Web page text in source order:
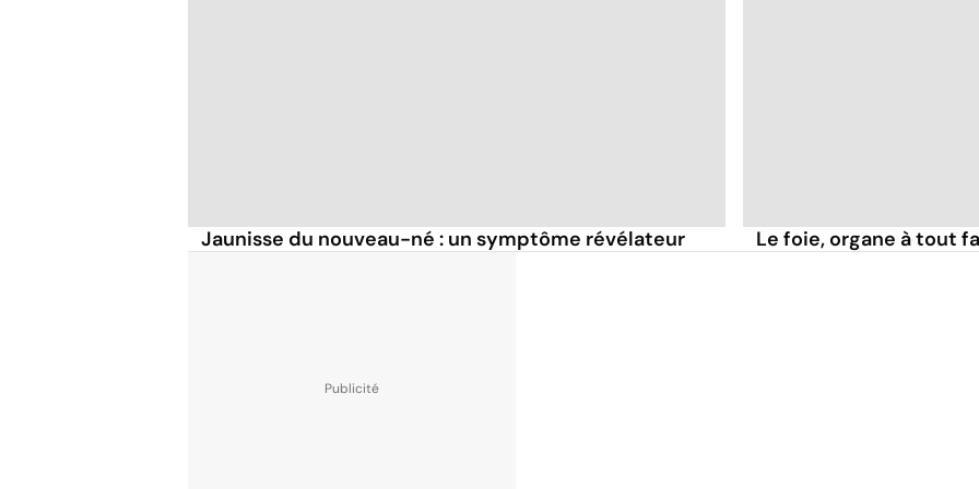
Jaunisse du nouveau-né : un symptôme révélateur Le foie, organe à tout